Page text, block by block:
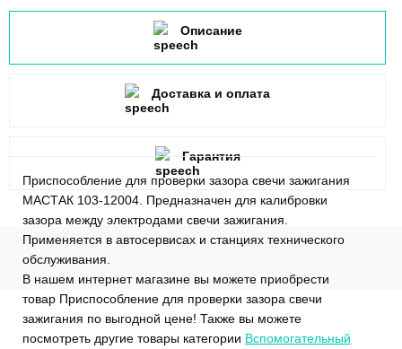
Описание
Приспособление для проверки зазора свечи зажигания
МАСТАК 103-12004. Предназначен для калибровки
зазора между электродами свечи зажигания.
Применяется в автосервисах и станциях технического
обслуживания.
В нашем интернет магазине вы можете приобрести
товар Приспособление для проверки зазора свечи
зажигания по выгодной цене! Также вы можете
посмотреть другие товары категории Вспомогательный
Доставка и оплата
Гарантия